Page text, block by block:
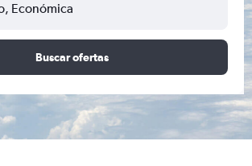
Económica
Buscar ofertas